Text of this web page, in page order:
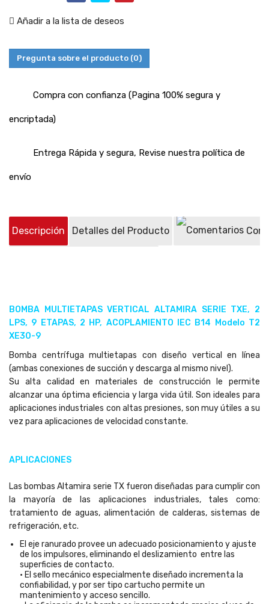
Añadir a la lista de deseos
Pregunta sobre el producto (0)
Compra con confianza (Pagina 100% segura y
encriptada)
Entrega Rápida y segura, Revise nuestra política de
envío
Descripción Detalles del Producto
BOMBA MULTIETAPAS VERTICAL ALTAMIRA SERIE TXE, 2
LPS, 9 ETAPAS, 2 HP, ACOPLAMIENTO IEC B14 Modelo T2
XE30-9
Bomba centrífuga multietapas con diseño vertical en línea
(ambas conexiones de succión y descarga al mismo nivel).
Su alta calidad en materiales de construcción le permite
alcanzar una óptima eficiencia y larga vida útil. Son ideales para
aplicaciones industriales con altas presiones, son muy útiles a su
vez para aplicaciones de velocidad constante.
APLICACIONES
Las bombas Altamira serie TX fueron diseñadas para cumplir con
la mayoría de las aplicaciones industriales, tales como:
tratamiento de aguas, alimentación de calderas, sistemas de
refrigeración, etc.
El eje ranurado provee un adecuado posicionamiento y ajuste
de los impulsores, eliminando el deslizamiento entre las
superficies de contacto.
• El sello mecánico especialmente diseñado incrementa la
confiabilidad, y por ser tipo cartucho permite un
mantenimiento y acceso sencillo.